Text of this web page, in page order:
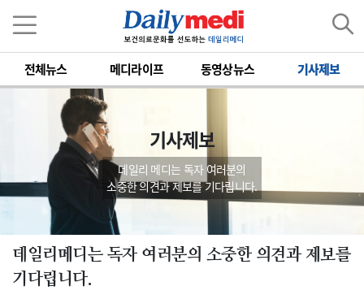
전체뉴스 메디라이프 동영상뉴스 기사제보
기사제보
데일리 메디는 독자 여러분의
소중한 의견과 제보를 기다립니다.
데일리메디는 독자 여러분의 소중한 의견과 제보를
기다립니다.